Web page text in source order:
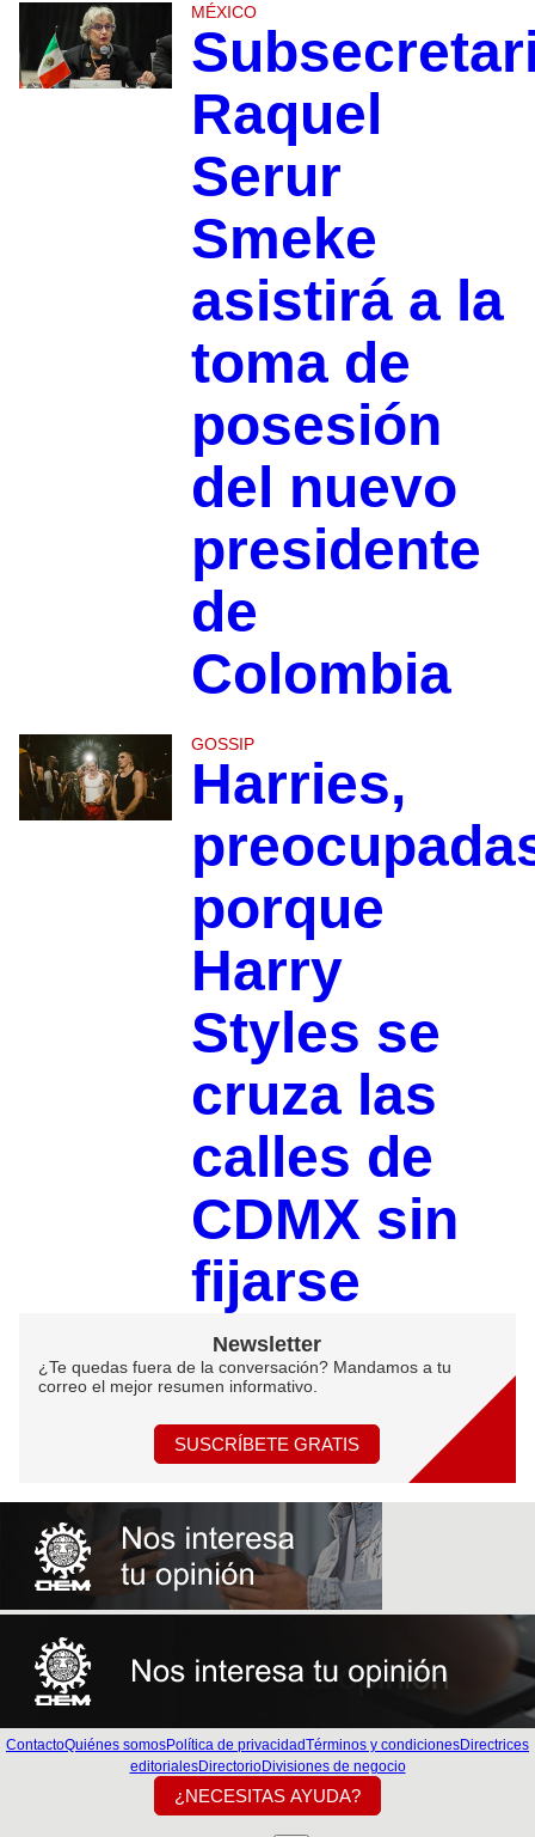
MÉXICO
Raquel
Serur
Smeke
asistirá a la
toma de
posesión
del nuevo
presidente
de
Colombia
GOSSIP
Harries,
porque
Harry
Styles se
cruza las
calles de
CDMX sin
fijarse
Newsletter
¿Te quedas fuera de la conversación? Mandamos a tu
correo el mejor resumen informativo.
SUSCRÍBETE GRATIS
ContactoQuiénes somosPolítica de privacidadTérminos y condicionesDirectrices
editorialesDirectorioDivisiones de negocio
¿NECESITAS AYUDA?